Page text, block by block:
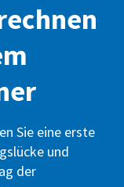
Sie eine erste
und
der